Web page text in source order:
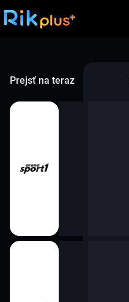
Prejsť na teraz